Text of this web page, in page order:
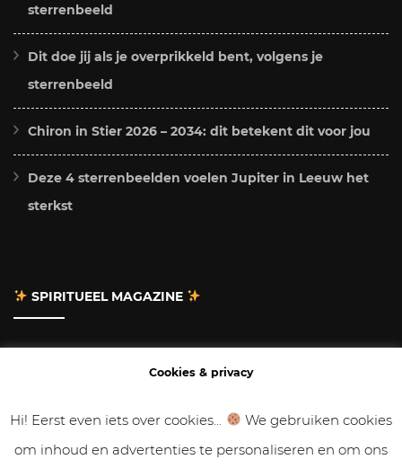
sterrenbeeld
Dit doe jij als je overprikkeld bent, volgens je
sterrenbeeld
Chiron in Stier 2026 – 2034: dit betekent dit voor jou
Deze 4 sterrenbeelden voelen Jupiter in Leeuw het
sterkst
SPIRITUEEL MAGAZINE
Gastbloggen
Cookies & privacy
Hi! Eerst even iets over cookies...
We gebruiken cookies
om inhoud en advertenties te personaliseren en om ons